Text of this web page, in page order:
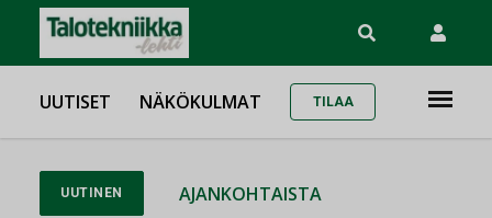
UUTISET NÄKÖKULMAT TILAA
UUTINEN AJANKOHTAISTA